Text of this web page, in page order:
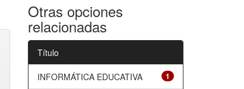
Otras opciones
relacionadas
Título
1
INFORMÁTICA EDUCATIVA